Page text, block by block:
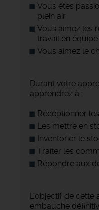
Vous êtes
plein air
Vous aimez les
travail en équipe
Vous aimez le
Durant votre
apprendrez à :
Réceptionner
Les mettre en
Inventorier le
Traiter les
Répondre aux
L'objectif de cette
embauche